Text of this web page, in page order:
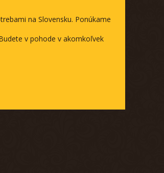
na Slovensku. Ponúkame
v pohode v akomkoľvek